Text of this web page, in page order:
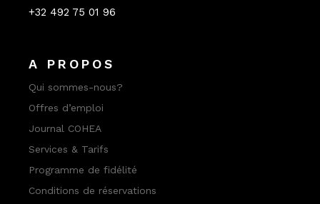
+32 492 75 01 96
A PROPOS
Qui sommes-nous?
Offres d’emploi
Journal COHEA
Services & Tarifs
Programme de fidélité
Conditions de réservations